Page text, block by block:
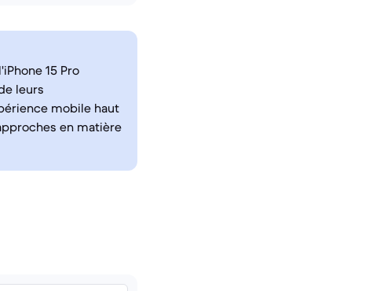
15 Pro
leurs
mobile haut
en matière